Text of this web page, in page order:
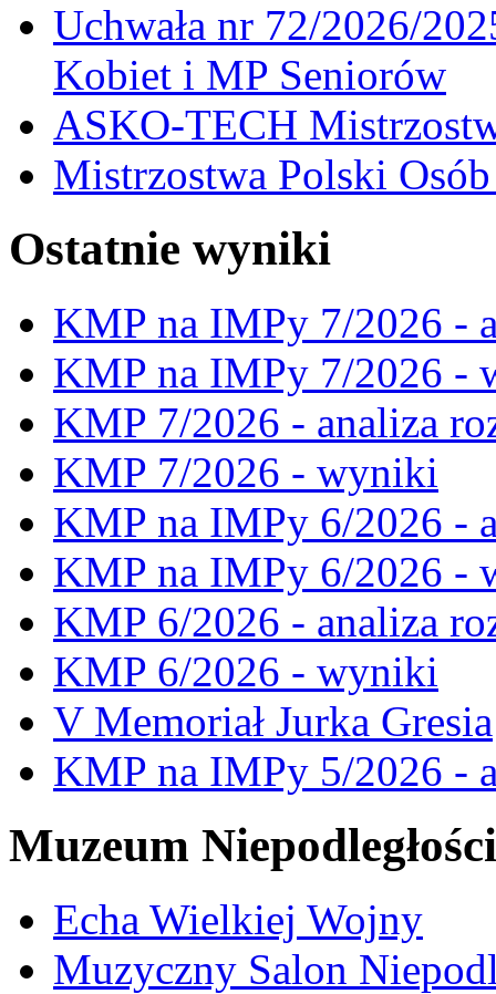
Uchwała nr 72/2026/
Kobiet i MP Seniorów
ASKO-TECH
Mistrzostwa Polski
Ostatnie wyniki
KMP na IMPy 7/2026 -
KMP na IMPy 7/2026 -
KMP 7/2026 - analiza
KMP 7/2026 - wyniki
KMP na IMPy 6/2026 -
KMP na IMPy 6/2026 -
KMP 6/2026 - analiza
KMP 6/2026 - wyniki
V Memoriał Jurka Gresia
KMP na IMPy 5/2026 -
Muzeum Niepodległości
Echa Wielkiej Wojny
Muzyczny Salon